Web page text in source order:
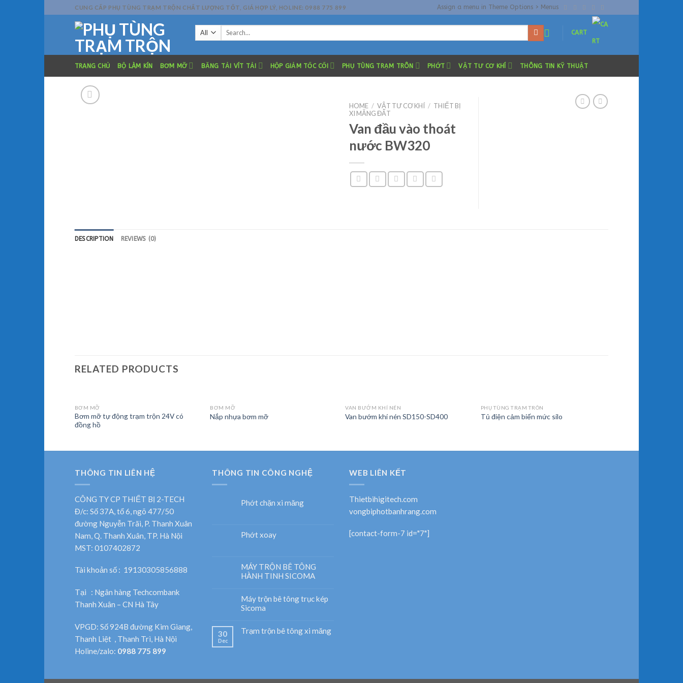
to
CUNG CẤP PHỤ TÙNG TRẠM TRỘN CHẤT LƯỢNG TỐT, GIÁ HỢP LÝ, HOLINE: 0988 775 899 Assign a menu in Theme Options > Menus
Search
CART
TRANG CHỦ BỘ LÀM KÍN BƠM MỠ BĂNG TẢI VÍT TẢI HỘP GIẢM TỐC CỐI PHỤ TÙNG TRẠM TRÔN PHỚT VẬT TƯ CƠ KHÍ THÔNG TIN KỸ THUẬT
HOME / VẬT TƯ CƠ KHÍ / THIẾT BỊ
XI MĂNG ĐẤT
Van đầu vào thoát
nước BW320
DESCRIPTION REVIEWS (0)
RELATED PRODUCTS
BƠM MỠ
Bơm mỡ tự động trạm trộn 24V có
đồng hồ
BƠM MỠ
Nắp nhựa bơm mỡ
VAN BƯỚM KHÍ NÉN
Van bướm khí nén SD150-SD400
PHỤ TÙNG TRẠM TRÔN
Tủ điện cảm biến mức silo
THÔNG TIN LIÊN HỆ
CÔNG TY CP THIẾT BỊ 2-TECH
Đ/c: Số 37A, tổ 6, ngõ 477/50
đường Nguyễn Trãi, P. Thanh Xuân
Nam, Q. Thanh Xuân, TP. Hà Nội
MST: 0107402872
Tài khoản số : 19130305856888
Tại : Ngân hàng Techcombank
Thanh Xuân – CN Hà Tây
VPGD: Số 924B đường Kim Giang,
Thanh Liệt , Thanh Trì, Hà Nội
Holine/zalo: 0988 775 899
THÔNG TIN CÔNG NGHỆ
Phớt chặn xi măng
Phớt xoay
MÁY TRỘN BÊ TÔNG
HÀNH TINH SICOMA
Máy trộn bê tông trục kép
Sicoma
30
Dec
Trạm trộn bê tông xi măng
WEB LIÊN KẾT
Thietbihigitech.com
vongbiphotbanhrang.com
[contact-form-7 id="7"]